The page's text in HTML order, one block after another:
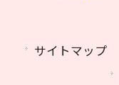
サイトマップ